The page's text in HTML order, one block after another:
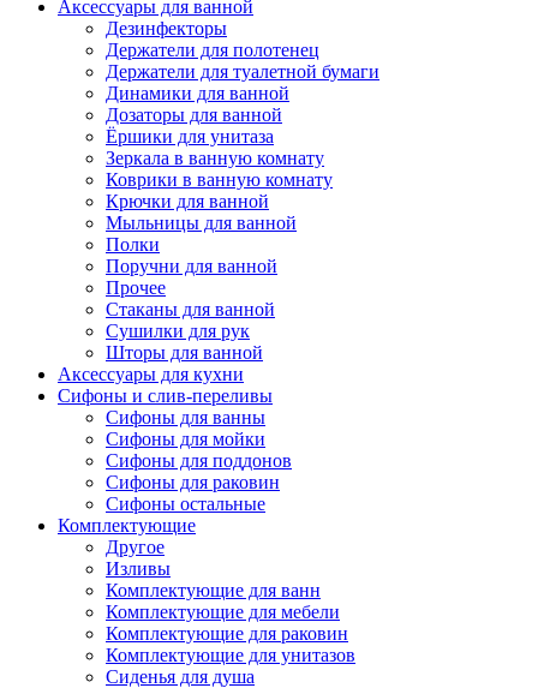
Аксессуары для ванной
Дезинфекторы
Держатели для полотенец
Держатели для туалетной бумаги
Динамики для ванной
Дозаторы для ванной
Ёршики для унитаза
Зеркала в ванную комнату
Коврики в ванную комнату
Крючки для ванной
Мыльницы для ванной
Полки
Поручни для ванной
Прочее
Стаканы для ванной
Сушилки для рук
Шторы для ванной
Аксессуары для кухни
Сифоны и слив-переливы
Сифоны для ванны
Сифоны для мойки
Сифоны для поддонов
Сифоны для раковин
Сифоны остальные
Комплектующие
Другое
Изливы
Комплектующие для ванн
Комплектующие для мебели
Комплектующие для раковин
Комплектующие для унитазов
Сиденья для душа